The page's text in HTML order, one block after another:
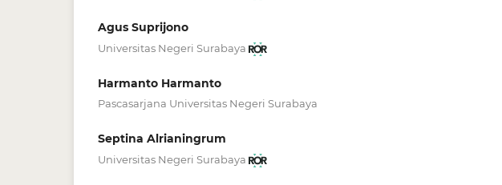
Agus Suprijono
Universitas Negeri Surabaya
Harmanto Harmanto
Pascasarjana Universitas Negeri Surabaya
Septina Alrianingrum
Universitas Negeri Surabaya